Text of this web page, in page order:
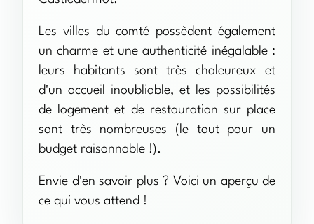
Les villes du comté possèdent également
un charme et une authenticité inégalable :
leurs habitants sont très chaleureux et
d'un accueil inoubliable, et les possibilités
de logement et de restauration sur place
sont très nombreuses (le tout pour un
budget raisonnable !).
Envie d'en savoir plus ? Voici un aperçu de
ce qui vous attend !